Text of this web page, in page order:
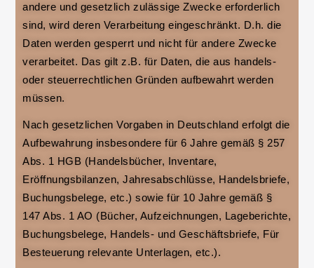
andere und gesetzlich zulässige Zwecke erforderlich
sind, wird deren Verarbeitung eingeschränkt. D.h. die
Daten werden gesperrt und nicht für andere Zwecke
verarbeitet. Das gilt z.B. für Daten, die aus handels-
oder steuerrechtlichen Gründen aufbewahrt werden
müssen.
Nach gesetzlichen Vorgaben in Deutschland erfolgt die
Aufbewahrung insbesondere für 6 Jahre gemäß § 257
Abs. 1 HGB (Handelsbücher, Inventare,
Eröffnungsbilanzen, Jahresabschlüsse, Handelsbriefe,
Buchungsbelege, etc.) sowie für 10 Jahre gemäß §
147 Abs. 1 AO (Bücher, Aufzeichnungen, Lageberichte,
Buchungsbelege, Handels- und Geschäftsbriefe, Für
Besteuerung relevante Unterlagen, etc.).